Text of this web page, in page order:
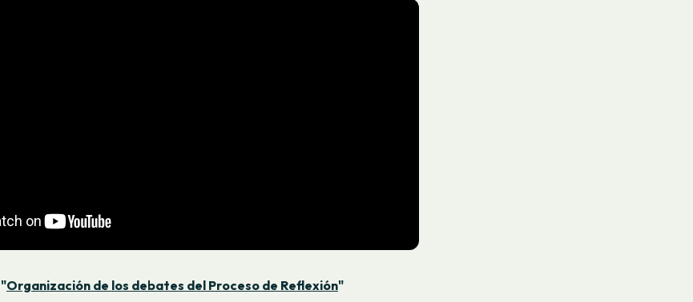
"Organización de los debates del Proceso de Reflexión"